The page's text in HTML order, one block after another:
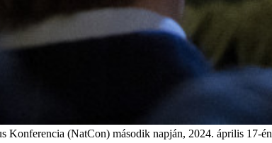
(NatCon) második napján, 2024. április 17-én